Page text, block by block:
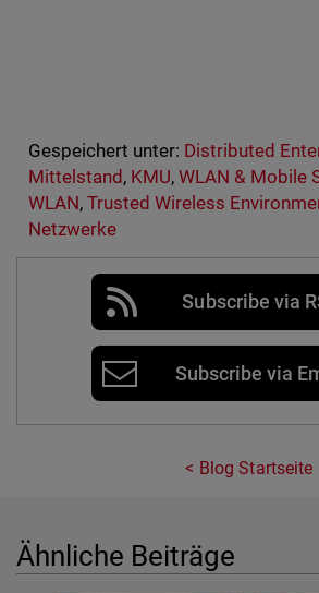
Gespeichert unter: Distributed
Mittelstand , KMU, WLAN & Mobile
WLAN, Trusted Wireless
Netzwerke
Subscribe via
Subscribe via
Blog Startseite
Ähnliche Beiträge